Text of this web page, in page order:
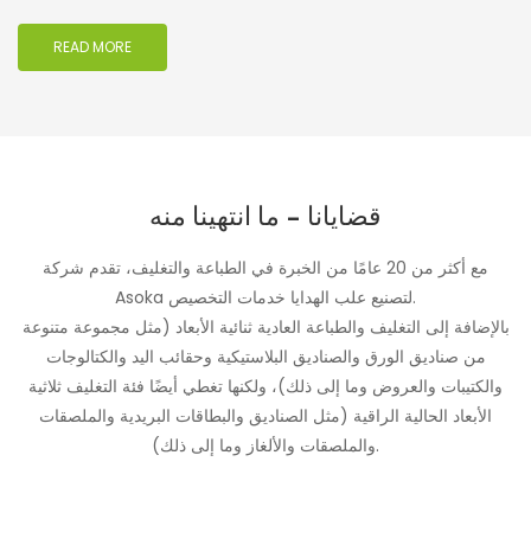
READ MORE
قضايانا - ما انتهينا منه
مع أكثر من 20 عامًا من الخبرة في الطباعة والتغليف، تقدم شركة
Asoka لتصنيع علب الهدايا خدمات التخصيص.
بالإضافة إلى التغليف والطباعة العادية ثنائية الأبعاد (مثل مجموعة متنوعة
من صناديق الورق والصناديق البلاستيكية وحقائب اليد والكتالوجات
والكتيبات والعروض وما إلى ذلك)، ولكنها تغطي أيضًا فئة التغليف ثلاثية
الأبعاد الحالية الراقية (مثل الصناديق والبطاقات البريدية والملصقات
والملصقات والألغاز وما إلى ذلك).